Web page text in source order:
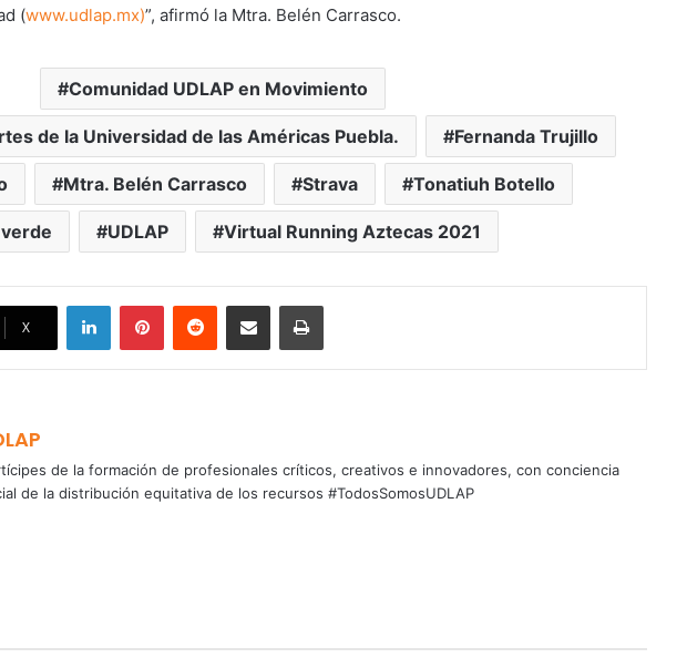
(www.udlap.mx)”, afirmó la Mtra. Belén Carrasco.
Comunidad UDLAP en Movimiento
de la Universidad de las Américas Puebla. Fernanda Trujillo
Mtra. Belén Carrasco Strava Tonatiuh Botello
UDLAP Virtual Running Aztecas 2021
X
LinkedInPinterestReddit Share via Email Print
de la formación de profesionales críticos, creativos e innovadores, con conciencia
de la distribución equitativa de los recursos #TodosSomosUDLAP